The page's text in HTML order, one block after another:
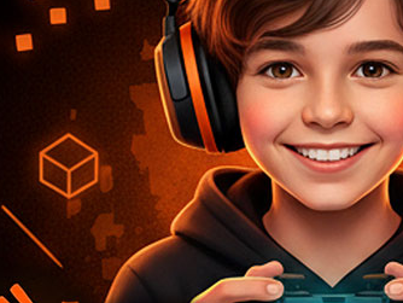
USD 39,53
Disponible en stock
Tipo de teclado: Membrana
Cantidad de teclas: 85
Teclas multimedia: Sí
Diseño de teclas: Silencioso
Ángulo ergonómico:
Tipo de conexión: